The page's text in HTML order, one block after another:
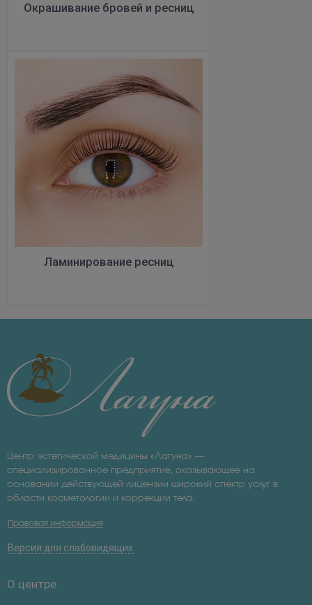
Окрашивание бровей и ресниц
Ламинирование ресниц
Центр эстетической медицины «Лагуна» —
специализированное предприятие, оказывающее на
основании действующей лицензии широкий спектр услуг в
области косметологии и коррекции тела.
Правовая информация
Версия для слабовидящих
О центре